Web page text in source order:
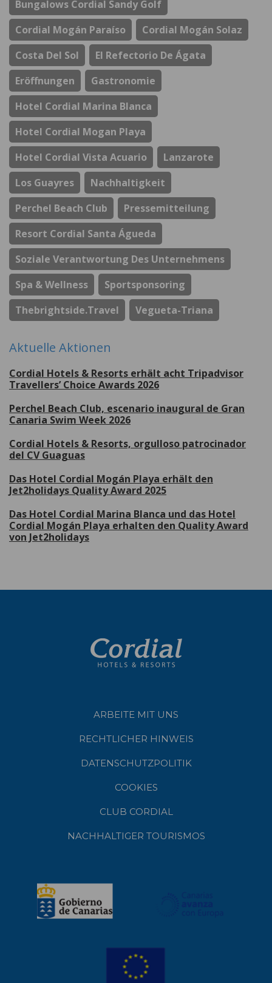
Bungalows Cordial Sandy Golf
Cordial Mogán Paraíso
Cordial Mogán Solaz
Costa Del Sol
El Refectorio De Ágata
Eröffnungen
Gastronomie
Hotel Cordial Marina Blanca
Hotel Cordial Mogan Playa
Hotel Cordial Vista Acuario
Lanzarote
Los Guayres
Nachhaltigkeit
Perchel Beach Club
Pressemitteilung
Resort Cordial Santa Águeda
Soziale Verantwortung Des Unternehmens
Spa & Wellness
Sportsponsoring
Thebrightside.travel
Vegueta-Triana
Aktuelle Aktionen
Cordial Hotels & Resorts erhält acht Tripadvisor
Travellers’ Choice Awards 2026
Perchel Beach Club, escenario inaugural de Gran
Canaria Swim Week 2026
Cordial Hotels & Resorts, orgulloso patrocinador
del CV Guaguas
Das Hotel Cordial Mogán Playa erhält den
Jet2holidays Quality Award 2025
Das Hotel Cordial Marina Blanca und das Hotel
Cordial Mogán Playa erhalten den Quality Award
von Jet2holidays
ARBEITE MIT UNS
RECHTLICHER HINWEIS
DATENSCHUTZPOLITIK
COOKIES
CLUB CORDIAL
NACHHALTIGER TOURISMOS